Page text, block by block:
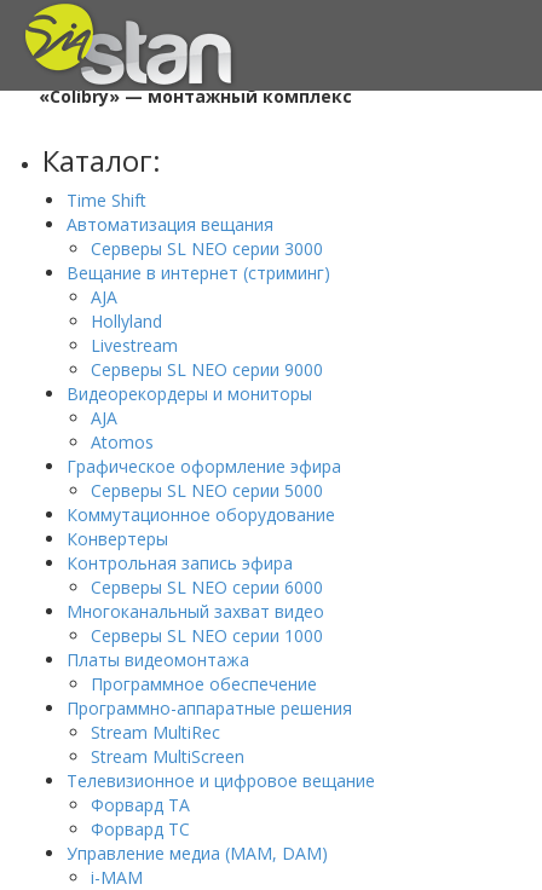
Главная / Проекты
«Colibry» — монтажный комплекс
Каталог:
Time Shift
Автоматизация вещания
Серверы SL NEO серии 3000
Вещание в интернет (стриминг)
AJA
Hollyland
Livestream
Серверы SL NEO серии 9000
Видеорекордеры и мониторы
AJA
Atomos
Графическое оформление эфира
Серверы SL NEO серии 5000
Коммутационное оборудование
Конвертеры
Контрольная запись эфира
Серверы SL NEO серии 6000
Многоканальный захват видео
Серверы SL NEO серии 1000
Платы видеомонтажа
Программное обеспечение
Программно-аппаратные решения
Stream MultiRec
Stream MultiScreen
Телевизионное и цифровое вещание
Форвард ТА
Форвард ТС
Управление медиа (MAM, DAM)
i-MAM